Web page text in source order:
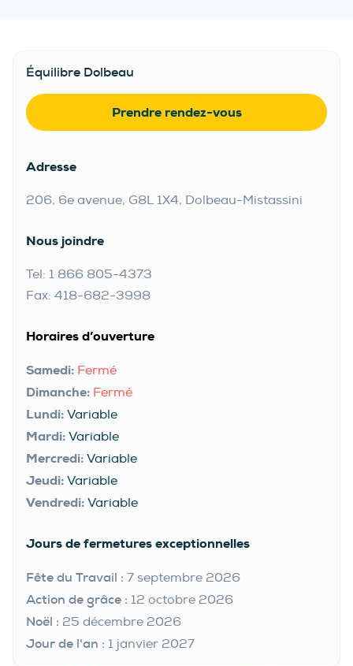
Équilibre Dolbeau
Prendre rendez-vous
Adresse
206, 6e avenue, G8L 1X4, Dolbeau-Mistassini
Nous joindre
Tel: 1 866 805-4373
Fax: 418-682-3998
Horaires d’ouverture
Dimanche: Fermé
Lundi: Variable
Mardi: Variable
Mercredi: Variable
Jeudi: Variable
Vendredi: Variable
Samedi: Fermé
Jours de fermetures exceptionnelles
Fête du Travail : 7 septembre 2026
Action de grâce : 12 octobre 2026
Noël : 25 décembre 2026
Jour de l'an : 1 janvier 2027